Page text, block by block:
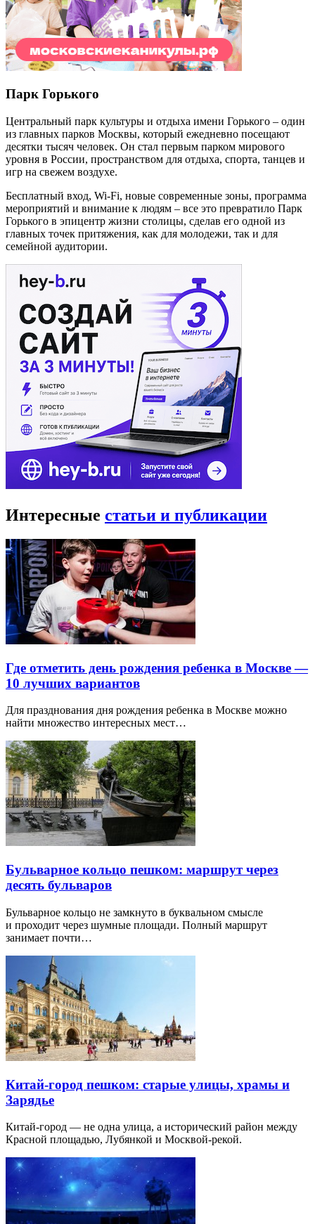
Парк Горького
Центральный парк культуры и отдыха имени Горького – один
из главных парков Москвы, который ежедневно посещают
десятки тысяч человек. Он стал первым парком мирового
уровня в России, пространством для отдыха, спорта, танцев и
игр на свежем воздухе.
Бесплатный вход, Wi-Fi, новые современные зоны, программа
мероприятий и внимание к людям – все это превратило Парк
Горького в эпицентр жизни столицы, сделав его одной из
главных точек притяжения, как для молодежи, так и для
семейной аудитории.
Интересные статьи и публикации
Где отметить день рождения ребенка в Москве —
10 лучших вариантов
Для празднования дня рождения ребенка в Москве можно
найти множество интересных мест…
Бульварное кольцо пешком: маршрут через
десять бульваров
Бульварное кольцо не замкнуто в буквальном смысле
и проходит через шумные площади. Полный маршрут
занимает почти…
Китай-город пешком: старые улицы, храмы и
Зарядье
Китай-город — не одна улица, а исторический район между
Красной площадью, Лубянкой и Москвой-рекой.